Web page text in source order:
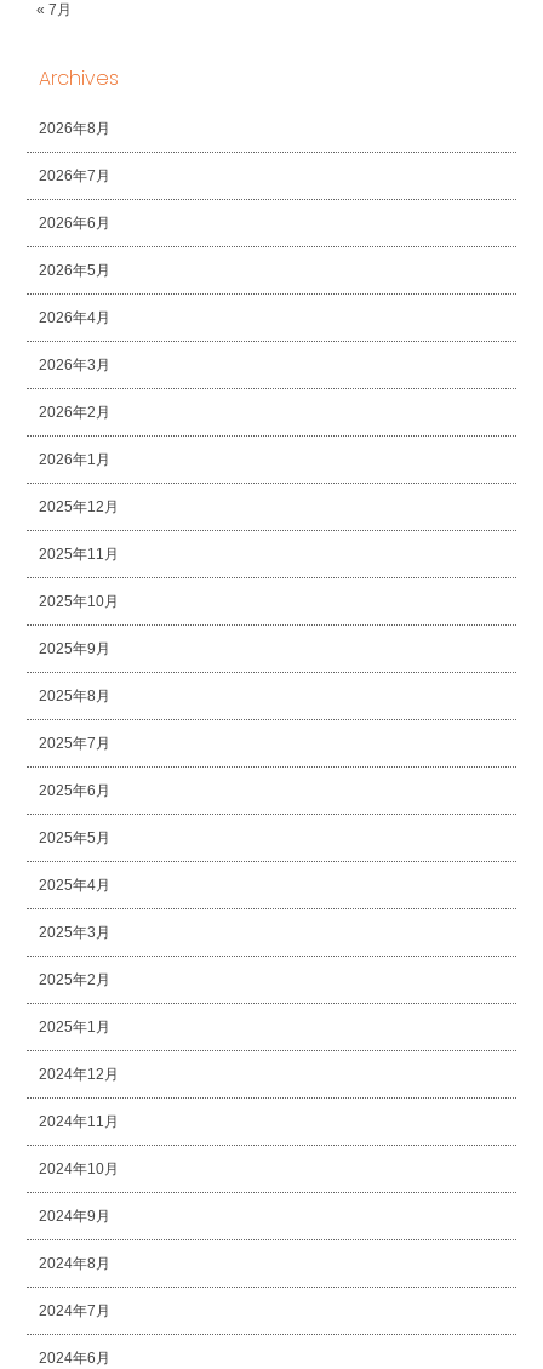
« 7月
Archives
2026年8月
2026年7月
2026年6月
2026年5月
2026年4月
2026年3月
2026年2月
2026年1月
2025年12月
2025年11月
2025年10月
2025年9月
2025年8月
2025年7月
2025年6月
2025年5月
2025年4月
2025年3月
2025年2月
2025年1月
2024年12月
2024年11月
2024年10月
2024年9月
2024年8月
2024年7月
2024年6月